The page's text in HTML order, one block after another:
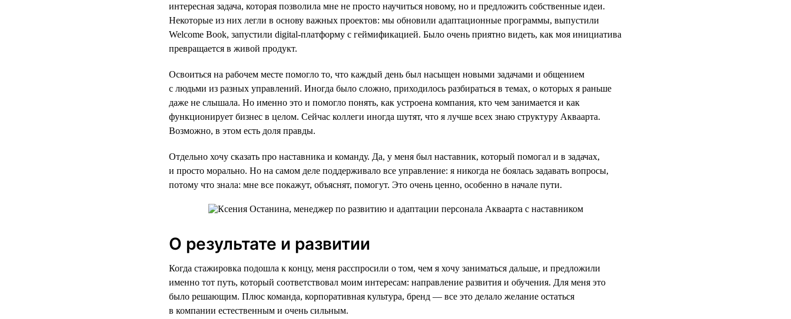
интересная задача, которая позволила мне не просто научиться новому, но и предложить собственные идеи.
Некоторые из них легли в основу важных проектов: мы обновили адаптационные программы, выпустили
Welcome Book, запустили digital-платформу с геймификацией. Было очень приятно видеть, как моя инициатива
превращается в живой продукт.
Освоиться на рабочем месте помогло то, что каждый день был насыщен новыми задачами и общением
с людьми из разных управлений. Иногда было сложно, приходилось разбираться в темах, о которых я раньше
даже не слышала. Но именно это и помогло понять, как устроена компания, кто чем занимается и как
функционирует бизнес в целом. Сейчас коллеги иногда шутят, что я лучше всех знаю структуру Акваарта.
Возможно, в этом есть доля правды.
Отдельно хочу сказать про наставника и команду. Да, у меня был наставник, который помогал и в задачах,
и просто морально. Но на самом деле поддерживало все управление: я никогда не боялась задавать вопросы,
потому что знала: мне все покажут, объяснят, помогут. Это очень ценно, особенно в начале пути.
О результате и развитии
Когда стажировка подошла к концу, меня расспросили о том, чем я хочу заниматься дальше, и предложили
именно тот путь, который соответствовал моим интересам: направление развития и обучения. Для меня это
было решающим. Плюс команда, корпоративная культура, бренд — все это делало желание остаться
в компании естественным и очень сильным.